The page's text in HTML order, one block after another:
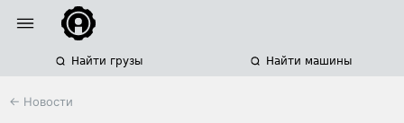
Найти грузы Найти машины
← Новости